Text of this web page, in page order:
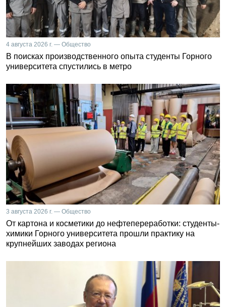
4 августа 2026 г. — Общество
В поисках производственного опыта студенты Горного
университета спустились в метро
3 августа 2026 г. — Общество
От картона и косметики до нефтепереработки: студенты-
химики Горного университета прошли практику на
крупнейших заводах региона